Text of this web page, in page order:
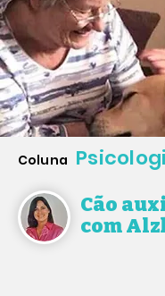
Coluna
Cão
com